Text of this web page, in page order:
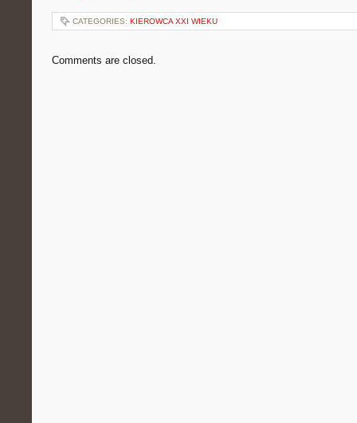
CATEGORIES: KIEROWCA XXI WIEKU
Comments are closed.